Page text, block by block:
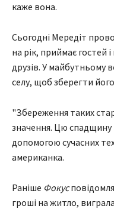
каже вона.
Сьогодні Мередіт
на рік, приймає гостей
друзів. У майбутньому
селу, щоб зберегти
"Збереження таких
значення. Цю
допомогою сучасних
американка.
Раніше Фокус
гроші на житло,